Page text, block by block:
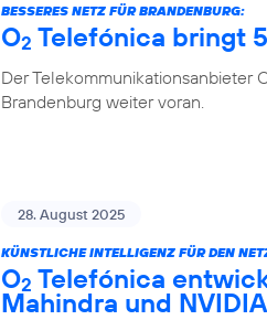
BESSERES NETZ FÜR BRANDENBURG:
O2 Telefónica bringt
Der Telekommunikationsanbieter
Brandenburg weiter voran.
28. August 2025
KÜNSTLICHE INTELLIGENZ FÜR DEN
O2 Telefónica
Mahindra und NVIDIA